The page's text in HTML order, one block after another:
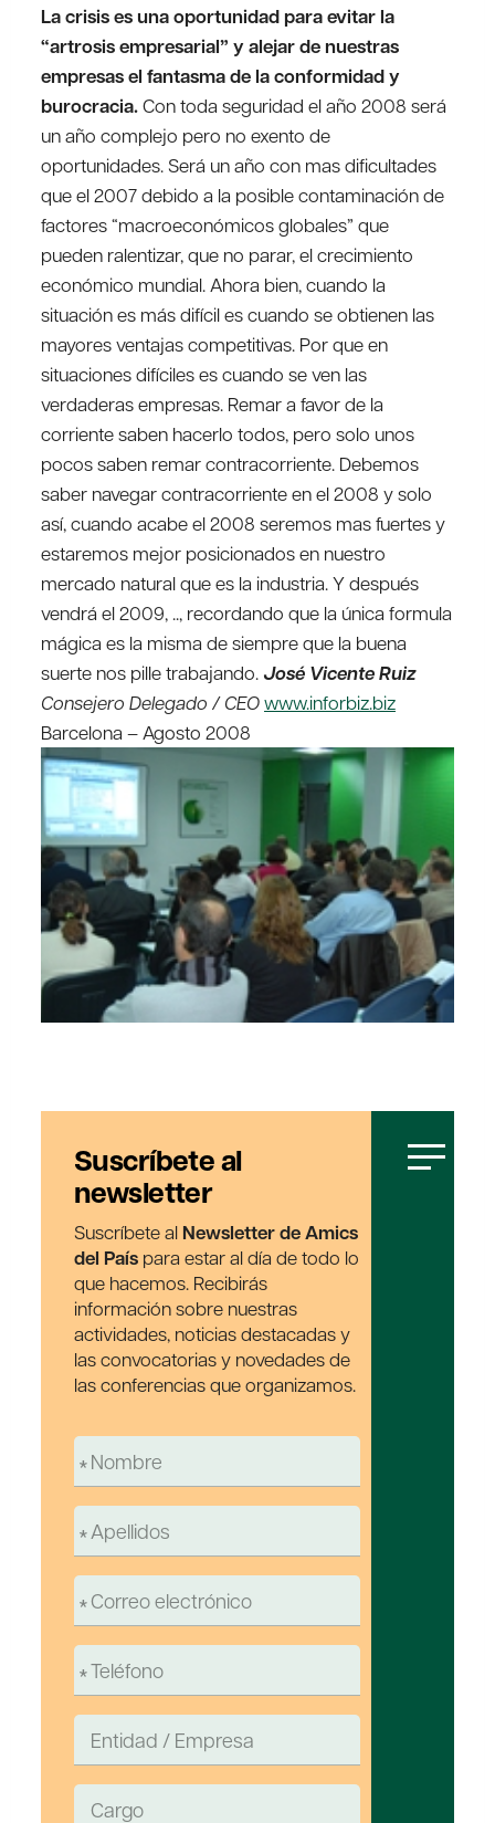
La crisis es una oportunidad para evitar la
“artrosis empresarial” y alejar de nuestras
empresas el fantasma de la conformidad y
burocracia.Con toda seguridad el año 2008 será
un año complejo pero no exento de
oportunidades. Será un año con mas dificultades
que el 2007 debido a la posible contaminación de
factores “macroeconómicos globales” que
pueden ralentizar, que no parar, el crecimiento
económico mundial. Ahora bien, cuando la
situación es más difícil es cuando se obtienen las
mayores ventajas competitivas. Por que en
situaciones difíciles es cuando se ven las
verdaderas empresas. Remar a favor de la
corriente saben hacerlo todos, pero solo unos
pocos saben remar contracorriente. Debemos
saber navegar contracorriente en el 2008 y solo
así, cuando acabe el 2008 seremos mas fuertes y
estaremos mejor posicionados en nuestro
mercado natural que es la industria. Y después
vendrá el 2009, .., recordando que la única formula
mágica es la misma de siempre que la buena
suerte nos pille trabajando. José Vicente Ruiz
Consejero Delegado / CEOwww.inforbiz.biz
Barcelona – Agosto 2008
Suscríbete al
newsletter
Suscríbete al Newsletter de Amics
del País para estar al día de todo lo
que hacemos. Recibirás
información sobre nuestras
actividades, noticias destacadas y
las convocatorias y novedades de
las conferencias que organizamos.